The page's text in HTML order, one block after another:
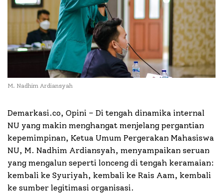
M. Nadhim Ardiansyah
Demarkasi.co, Opini – Di tengah dinamika internal
NU yang makin menghangat menjelang pergantian
kepemimpinan, Ketua Umum Pergerakan Mahasiswa
NU, M. Nadhim Ardiansyah, menyampaikan seruan
yang mengalun seperti lonceng di tengah keramaian:
kembali ke Syuriyah, kembali ke Rais Aam, kembali
ke sumber legitimasi organisasi.